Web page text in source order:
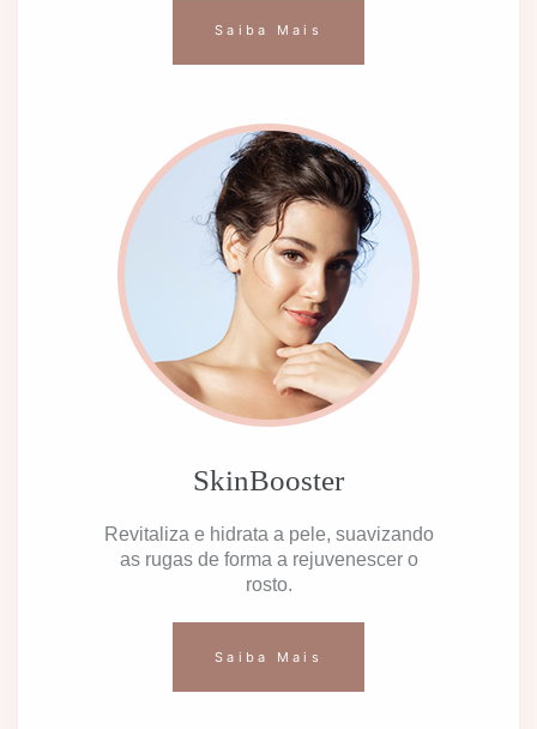
Saiba Mais
SkinBooster
Revitaliza e hidrata a pele, suavizando
as rugas de forma a rejuvenescer o
rosto.
Saiba Mais